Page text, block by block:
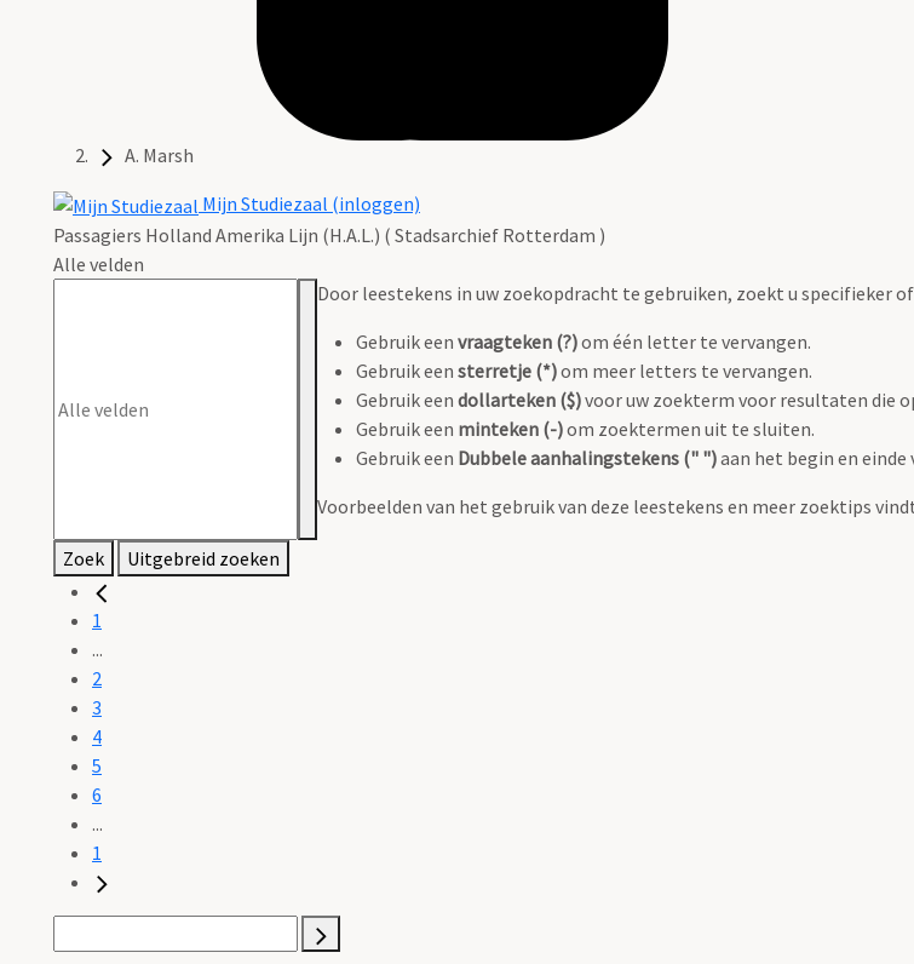
A. Marsh
Mijn Studiezaal (inloggen)
Passagiers Holland Amerika Lijn (H.A.L.) ( Stadsarchief Rotterdam )
Alle velden
Door leestekens in uw zoekopdracht te gebruiken, zoekt u specifieker
Gebruik een vraagteken (?)om één letter te vervangen.
Gebruik een sterretje (*)om meer letters te vervangen.
Gebruik een dollarteken ($)voor uw zoekterm voor resultaten die
Gebruik een minteken (-)om zoektermen uit te sluiten.
Gebruik een Dubbele aanhalingstekens (" ")aan het begin en
Voorbeelden van het gebruik van deze leestekens en meer zoektips
Zoek Uitgebreid zoeken
1
...
2
3
4
5
6
...
1